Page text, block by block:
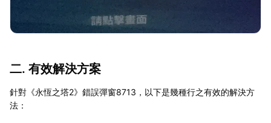
二. 有效解決方案
針對《永恆之塔2》錯誤彈窗8713，以下是幾種行之有效的解決方
法：